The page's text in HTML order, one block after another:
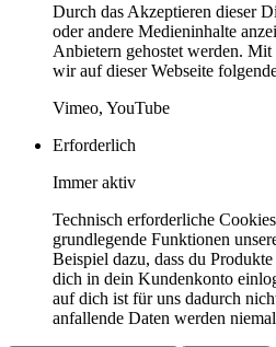
Durch das Akzeptieren dieser
oder andere Medieninhalte
Anbietern gehostet werden.
wir auf dieser Webseite
Vimeo, YouTube
Erforderlich
Immer aktiv
Technisch erforderliche
grundlegende Funktionen
Beispiel dazu, dass du
dich in dein Kundenkonto
auf dich ist für uns dadurch
anfallende Daten werden